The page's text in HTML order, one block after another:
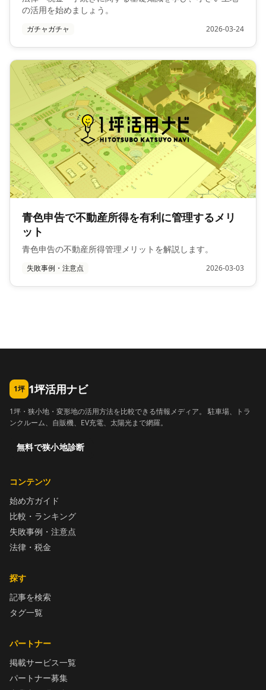
の活用を始めましょう。
ガチャガチャ 2026-03-24
青色申告で不動産所得を有利に管理するメリ
ット
青色申告の不動産所得管理メリットを解説します。
失敗事例・注意点 2026-03-03
1坪 1坪活用ナビ
1坪・狭小地・変形地の活用方法を比較できる情報メディア。 駐車場、トラ
ンクルーム、自販機、EV充電、太陽光まで網羅。
無料で狭小地診断
コンテンツ
始め方ガイド
比較・ランキング
失敗事例・注意点
法律・税金
探す
記事を検索
タグ一覧
パートナー
掲載サービス一覧
パートナー募集